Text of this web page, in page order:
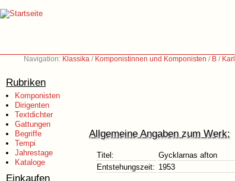
Navigation: Klassika / Komponistinnen und Komponisten / B /
Rubriken
Komponisten
Dirigenten
Textdichter
Gattungen
Begriffe
Tempi
Jahrestage
Kataloge
Einkaufen
Allgemeine Angaben zum Werk:
Titel:
Gycklarnas afton
Entstehungszeit: 1953